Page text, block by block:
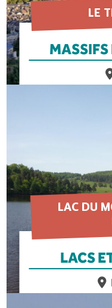
LE
LAC DU
LACS